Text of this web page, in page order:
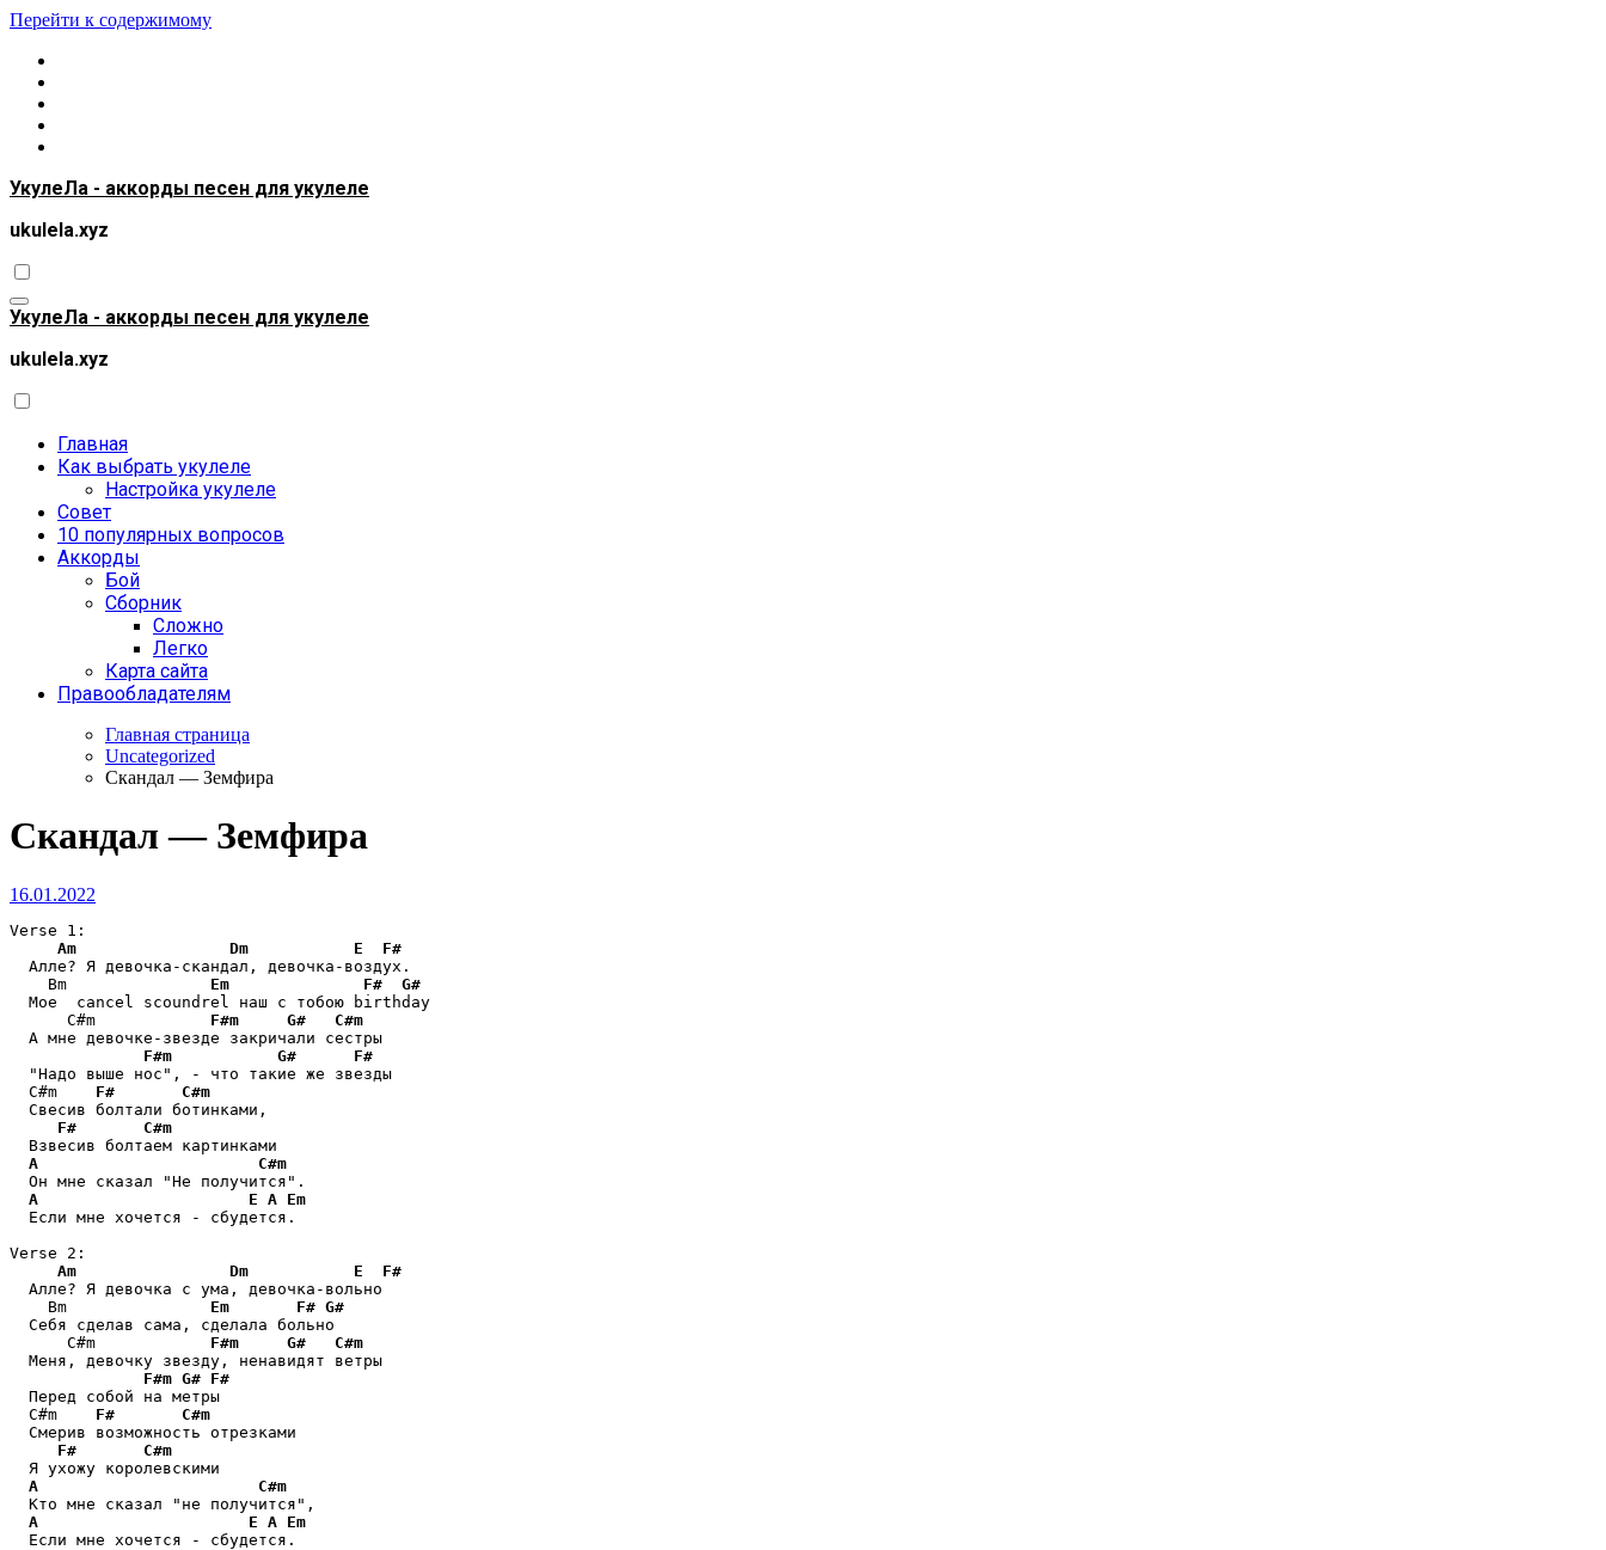
Перейти к содержимому
УкулеЛа - аккорды песен для укулеле
ukulela.xyz
УкулеЛа - аккорды песен для укулеле
ukulela.xyz
Главная
Как выбрать укулеле
Настройка укулеле
Совет
10 популярных вопросов
Аккорды
Бой
Сборник
Сложно
Легко
Карта сайта
Правообладателям
Главная страница
Uncategorized
Скандал — Земфира
Скандал — Земфира
16.01.2022
Verse 1:
Am
Dm E
F#
  Алле? Я девочка-скандал, девочка-воздух.
    Вm
Em F#
G#
  Мое  cancel scoundrel наш с тобою birthday
      С#m
F#m G#
C#m
  А мне девочке-звезде закричали сестры
F#m
G#
F#
  "Надо выше нос", - что такие же звезды
  С#m
F#
C#m
  Свесив болтали ботинками,
F#
C#m
  Взвесив болтаем картинками
A
C#m
  Он мне сказал "Не получится".
A
E A Em
  Если мне хочется - сбудется.
Verse 2:
Am
Dm E
F#
  Алле? Я девочка с ума, девочка-вольно
    Вm
Em F# G#
  Себя сделав сама, сделала больно
      С#m
F#m G#
C#m
  Меня, девочку звезду, ненавидят ветры
F#m G# F#
  Перед собой на метры
  С#m
F#
C#m
  Смерив возможность отрезками
F#
C#m
  Я ухожу королевскими
A
C#m
  Кто мне сказал "не получится",
A
E A Em
  Если мне хочется - сбудется.